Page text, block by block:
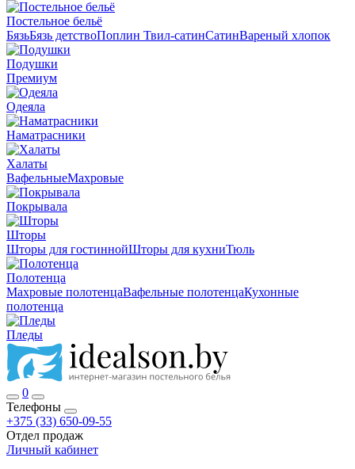
Постельное бельё
БязьБязь детствоПоплин Твил-сатинСатинВареный хлопок
Подушки
Премиум
Одеяла
Наматрасники
Халаты
ВафельныеМахровые
Покрывала
Шторы
Шторы для гостиннойШторы для кухниТюль
Полотенца
Махровые полотенцаВафельные полотенцаКухонные
полотенца
Пледы
0
Телефоны
+375 (33) 650-09-55
Отдел продаж
Личный кабинет